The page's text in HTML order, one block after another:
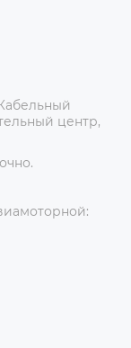
центр,